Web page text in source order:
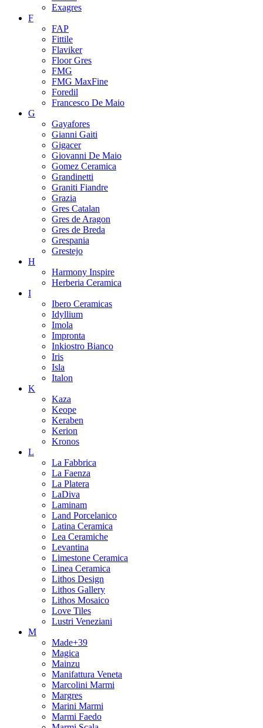
Exagres
F
FAP
Fittile
Flaviker
Floor Gres
FMG
FMG MaxFine
Foredil
Francesco De Maio
G
Gayafores
Gianni Gaiti
Gigacer
Giovanni De Maio
Gomez Ceramica
Grandinetti
Graniti Fiandre
Grazia
Gres Catalan
Gres de Aragon
Gres de Breda
Grespania
Grestejo
H
Harmony Inspire
Herberia Ceramica
I
Ibero Ceramicas
Idyllium
Imola
Impronta
Inkiostro Bianco
Iris
Isla
Italon
K
Kaza
Keope
Keraben
Kerion
Kronos
L
La Fabbrica
La Faenza
La Platera
LaDiva
Laminam
Land Porcelanico
Latina Ceramica
Lea Ceramiche
Levantina
Limestone Ceramica
Linea Ceramica
Lithos Design
Lithos Gallery
Lithos Mosaico
Love Tiles
Lustri Veneziani
M
Made+39
Magica
Mainzu
Manifattura Veneta
Marcolini Marmi
Margres
Marini Marmi
Marmi Faedo